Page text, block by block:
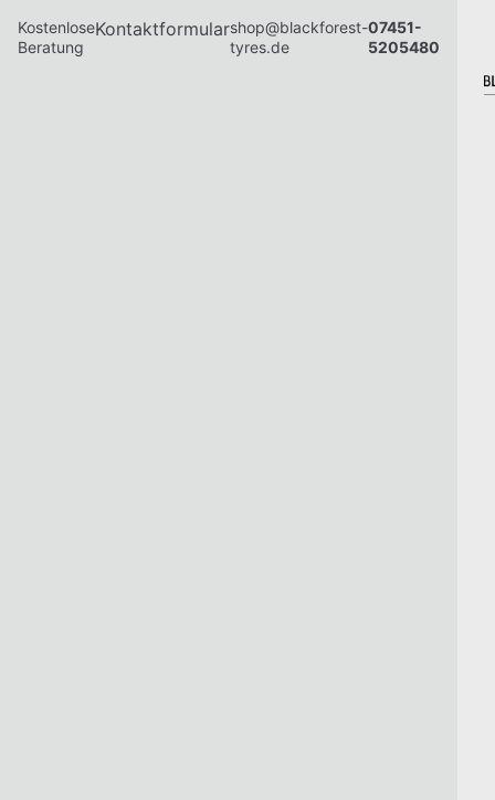
Kostenlose
Beratung
Kontaktformularshop@blackforest-
tyres.de
07451-
5205480